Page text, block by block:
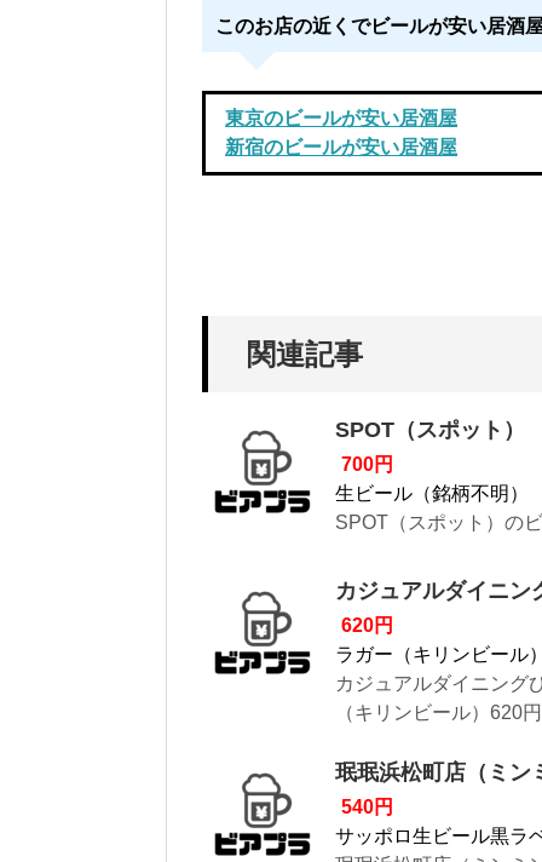
このお店の近くでビールが安い居酒
東京のビールが安い居酒屋
新宿のビールが安い居酒屋
関連記事
SPOT（スポット）
700円
生ビール（銘柄不明）
SPOT（スポット）の
カジュアルダイニン
620円
ラガー（キリンビール
カジュアルダイニング
（キリンビール）620
珉珉浜松町店（ミン
540円
サッポロ生ビール黒ラ